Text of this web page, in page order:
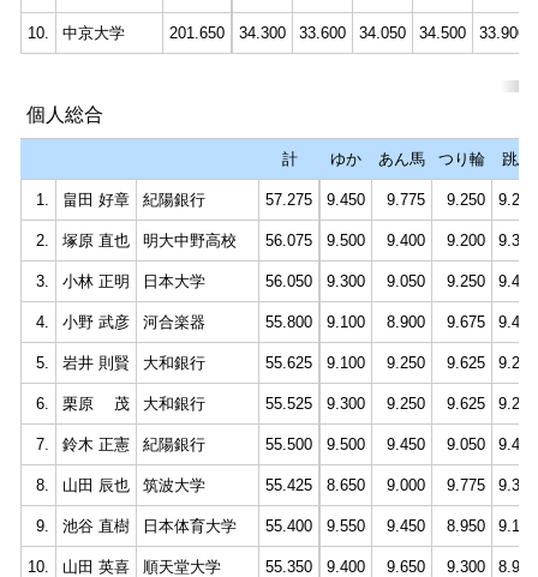
10. 中京大学 201.650 34.300 33.600 34.050 34.500 33.900
個人総合
計 ゆか あん馬 つり輪 跳馬
1. 畠田 好章 紀陽銀行 57.275 9.450 9.775 9.250 9.250
2. 塚原 直也 明大中野高校 56.075 9.500 9.400 9.200 9.300
3. 小林 正明 日本大学 56.050 9.300 9.050 9.250 9.400
4. 小野 武彦 河合楽器 55.800 9.100 8.900 9.675 9.400
5. 岩井 則賢 大和銀行 55.625 9.100 9.250 9.625 9.250
6. 栗原 茂 大和銀行 55.525 9.300 9.250 9.625 9.200
7. 鈴木 正憲 紀陽銀行 55.500 9.500 9.450 9.050 9.450
8. 山田 辰也 筑波大学 55.425 8.650 9.000 9.775 9.300
9. 池谷 直樹 日本体育大学 55.400 9.550 9.450 8.950 9.100
10. 山田 英喜 順天堂大学 55.350 9.400 9.650 9.300 8.950